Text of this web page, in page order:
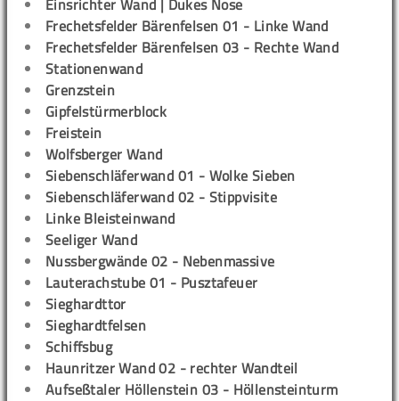
Einsrichter Wand | Dukes Nose
Frechetsfelder Bärenfelsen 01 - Linke Wand
Frechetsfelder Bärenfelsen 03 - Rechte Wand
Stationenwand
Grenzstein
Gipfelstürmerblock
Freistein
Wolfsberger Wand
Siebenschläferwand 01 - Wolke Sieben
Siebenschläferwand 02 - Stippvisite
Linke Bleisteinwand
Seeliger Wand
Nussbergwände 02 - Nebenmassive
Lauterachstube 01 - Pusztafeuer
Sieghardttor
Sieghardtfelsen
Schiffsbug
Haunritzer Wand 02 - rechter Wandteil
Aufseßtaler Höllenstein 03 - Höllensteinturm